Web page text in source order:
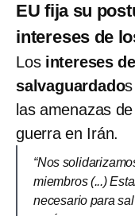
EU fija su
intereses de
Los intereses
salvaguardado
las amenazas
guerra en Irán.
“Nos
miembros (...)
necesario para